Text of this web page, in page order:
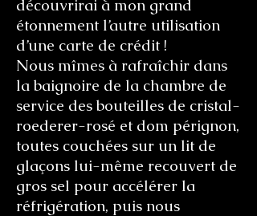
découvrirai à mon grand
étonnement l’autre utilisation
d’une carte de crédit !
Nous mîmes à rafraîchir dans
la baignoire de la chambre de
service des bouteilles de cristal-
roederer-rosé et dom pérignon,
toutes couchées sur un lit de
glaçons lui-même recouvert de
gros sel pour accélérer la
réfrigération, puis nous